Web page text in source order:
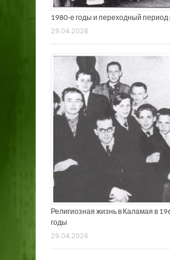
1980-е годы и переходный период
29.04.2026
Религиозная жизнь в Каламая в
годы
29.04.2026